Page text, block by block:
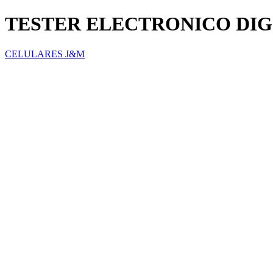
TESTER ELECTRONICO
CELULARES J&M